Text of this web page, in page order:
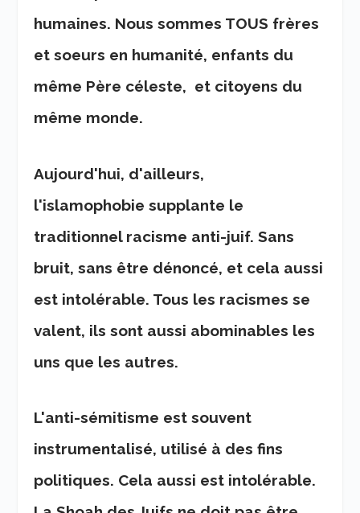
humaines. Nous sommes TOUS frères
et soeurs en humanité, enfants du
même Père céleste, et citoyens du
même monde.
Aujourd'hui, d'ailleurs,
l'islamophobie supplante le
traditionnel racisme anti-juif. Sans
bruit, sans être dénoncé, et cela aussi
est intolérable. Tous les racismes se
valent, ils sont aussi abominables les
uns que les autres.
L'anti-sémitisme est souvent
instrumentalisé, utilisé à des fins
politiques. Cela aussi est intolérable.